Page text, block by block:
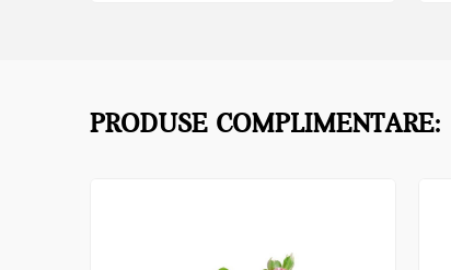
PRODUSE COMPLIMENTARE: